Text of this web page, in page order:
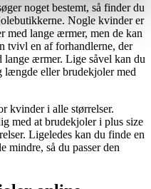
noget bestemt, så finder du
Nogle kvinder er
med lange ærmer, men de kan
tvivl en af forhandlerne, der
ærmer. Lige såvel kan du
eller brudekjoler med
kvinder i alle størrelser.
med at brudekjoler i plus size
Ligeledes kan du finde en
mindre, så du passer den